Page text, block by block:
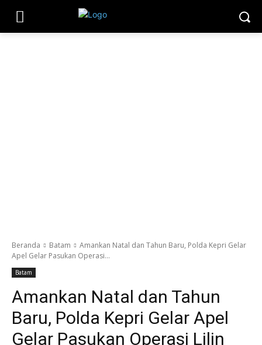
Beranda Batam
Amankan Natal dan Tahun Baru, Polda Kepri Gelar
Apel Gelar Pasukan Operasi...
Batam
Amankan Natal dan Tahun
Baru, Polda Kepri Gelar Apel
Gelar Pasukan Operasi Lilin